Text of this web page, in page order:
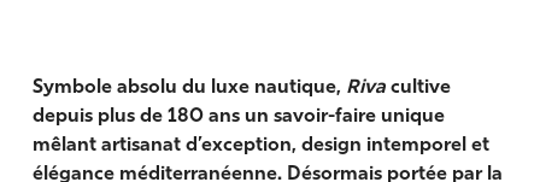
Symbole absolu du luxe nautique, Riva cultive
depuis plus de 180 ans un savoir-faire unique
mêlant artisanat d’exception, design intemporel et
élégance méditerranéenne. Désormais portée par la